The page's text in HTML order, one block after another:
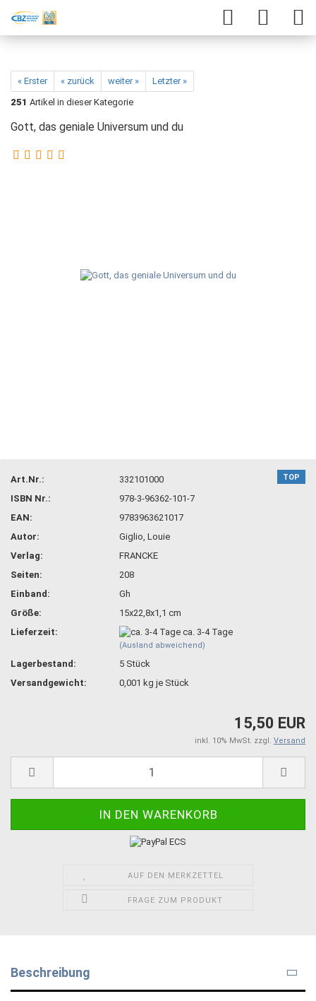
« Erster « zurück weiter »
Letzter »
251 Artikel in dieser Kategorie
Gott, das geniale Universum und du
TOP
Art.Nr.:
332101000
ISBN Nr.:
978-3-96362-101-7
EAN:
9783963621017
Autor:
Giglio, Louie
Verlag:
FRANCKE
Seiten:
208
Einband:
Gh
Größe:
15x22,8x1,1 cm
Lieferzeit:
ca. 3-4 Tage
(Ausland abweichend)
Lagerbestand: 5 Stück
Versandgewicht:
0,001 kg je Stück
15,50 EUR
inkl. 10% MwSt. zzgl. Versand
AUF DEN MERKZETTEL
FRAGE ZUM PRODUKT
Beschreibung